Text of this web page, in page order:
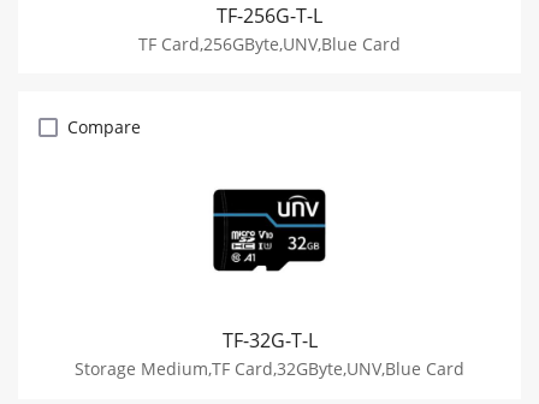
TF-256G-T-L
TF Card,256GByte,UNV,Blue Card
Compare
TF-32G-T-L
Storage Medium,TF Card,32GByte,UNV,Blue Card